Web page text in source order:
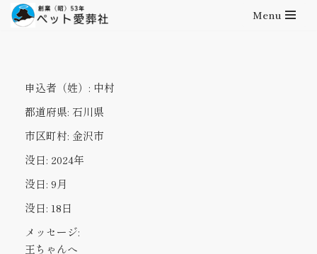
Menu
申込者（姓）: 中村
都道府県: 石川県
市区町村: 金沢市
没日: 2024年
没日: 9月
没日: 18日
メッセージ:
王ちゃんへ